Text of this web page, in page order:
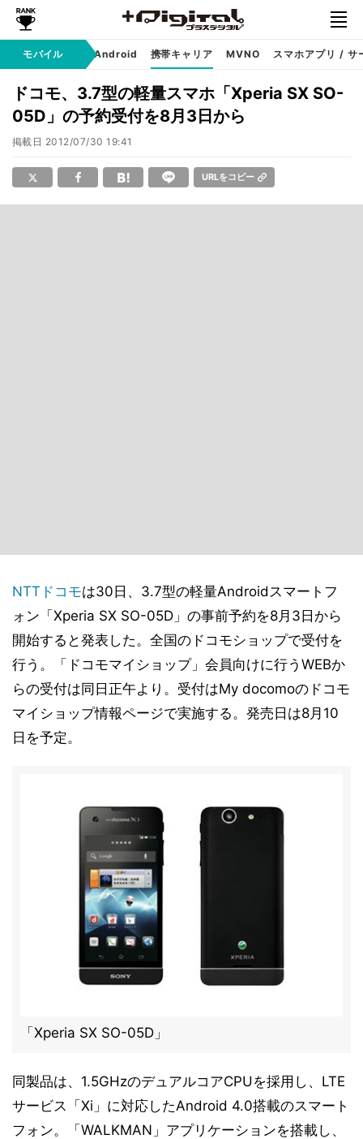
モバイル
iPhone Android 携帯キャリア MVNO スマホアプリ / サ
ドコモ、3.7型の軽量スマホ「Xperia SX SO-
05D」の予約受付を8月3日から
掲載日 2012/07/30 19:41
URLをコピー
NTTドコモは30日、3.7型の軽量Androidスマートフ
ォン「Xperia SX SO-05D」の事前予約を8月3日から
開始すると発表した。全国のドコモショップで受付を
行う。「ドコモマイショップ」会員向けに行うWEBか
らの受付は同日正午より。受付はMy docomoのドコモ
マイショップ情報ページで実施する。発売日は8月10
日を予定。
「Xperia SX SO-05D」
同製品は、1.5GHzのデュアルコアCPUを採用し、LTE
サービス「Xi」に対応したAndroid 4.0搭載のスマート
フォン。「WALKMAN」アプリケーションを搭載し、